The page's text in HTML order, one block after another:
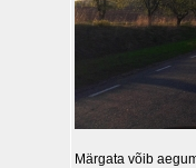
Märgata võib